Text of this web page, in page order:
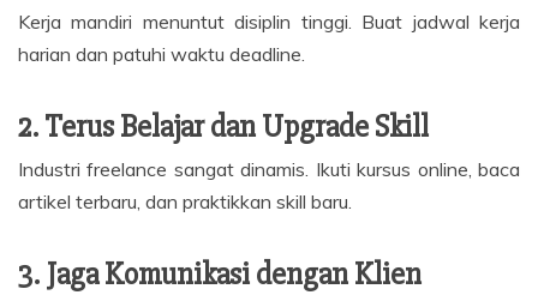
Kerja mandiri menuntut disiplin tinggi. Buat jadwal kerja
harian dan patuhi waktu deadline.
2. Terus Belajar dan Upgrade Skill
Industri freelance sangat dinamis. Ikuti kursus online, baca
artikel terbaru, dan praktikkan skill baru.
3. Jaga Komunikasi dengan Klien